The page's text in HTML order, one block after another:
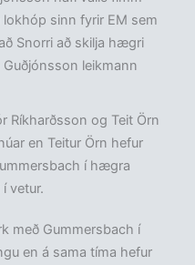
sinn fyrir EM sem
Snorri að skilja hægri
leikmann
Ríkharðsson og Teit Örn
en Teitur Örn hefur
í hægra
vetur.
með Gummersbach í
en á sama tíma hefur